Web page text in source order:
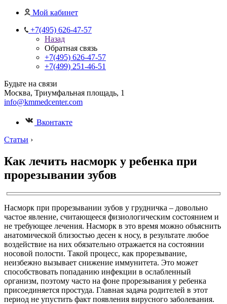
Мой кабинет
+7(495) 626-47-57
Назад
Обратная связь
+7(495) 626-47-57
+7(499) 251-46-51
Будьте на связи
Москва, Триумфальная площадь, 1
info@kmmedcenter.com
Вконтакте
Статьи ›
Как лечить насморк у ребенка при
прорезывании зубов
Насморк при прорезывании зубов у грудничка – довольно
частое явление, считающееся физиологическим состоянием и
не требующее лечения. Насморк в это время можно объяснить
анатомической близостью десен к носу, в результате любое
воздействие на них обязательно отражается на состоянии
носовой полости. Такой процесс, как прорезывание,
неизбежно вызывает снижение иммунитета. Это может
способствовать попаданию инфекции в ослабленный
организм, поэтому часто на фоне прорезывания у ребенка
присоединяется простуда. Главная задача родителей в этот
период не упустить факт появления вирусного заболевания.